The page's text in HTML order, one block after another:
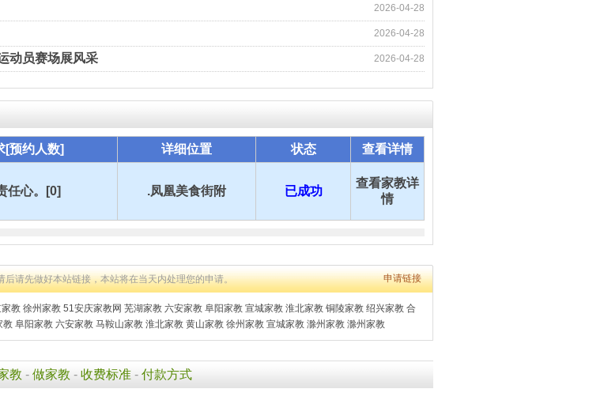
2026-04-28
2026-04-28
动员赛场展风采 2026-04-28
[预约人数] 详细位置 状态 查看详情
任心。[0] .凤凰美食街附 已成功
查看家教详
情
申请链接
请先做好本站链接，本站将在当天内处理您的申请。
教 徐州家教 51安庆家教网 芜湖家教 六安家教 阜阳家教 宣城家教 淮北家教 铜陵家教 绍兴家教 合
教 阜阳家教 六安家教 马鞍山家教 淮北家教 黄山家教 徐州家教 宣城家教 滁州家教 滁州家教
教 - 做家教 - 收费标准 - 付款方式